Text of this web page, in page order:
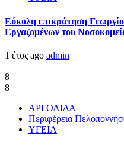
Εύκολη επικράτηση
Εργαζομένων του
1 έτος ago admin
8
8
ΑΡΓΟΛΙΔΑ
Περιφέρεια
ΥΓΕΙΑ